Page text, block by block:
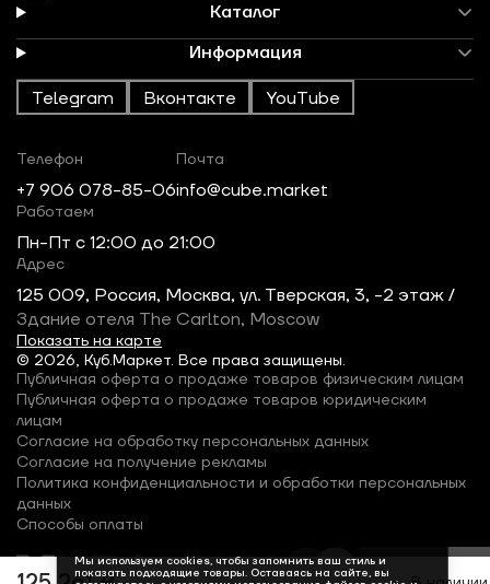
Каталог
Информация
Telegram Вконтакте YouTube
© 2026, Куб.Маркет. Все права защищены.
Телефон
+7 906 078-85-06
Почта
info@cube.market
Работаем
Пн-Пт c 12:00 до 21:00
Адрес
125 009, Россия, Москва, ул. Тверская, 3, -2 этаж /
Здание отеля The Carlton, Moscow
Показать на карте
Публичная оферта о продаже товаров физическим лицам
Публичная оферта о продаже товаров юридическим
лицам
Согласие на обработку персональных данных
Согласие на получение рекламы
Политика конфиденциальности и обработки персональных
данных
Способы оплаты
Мы используем cookies, чтобы запомнить ваш стиль и
показать подходящие товары. Оставаясь на сайте, вы